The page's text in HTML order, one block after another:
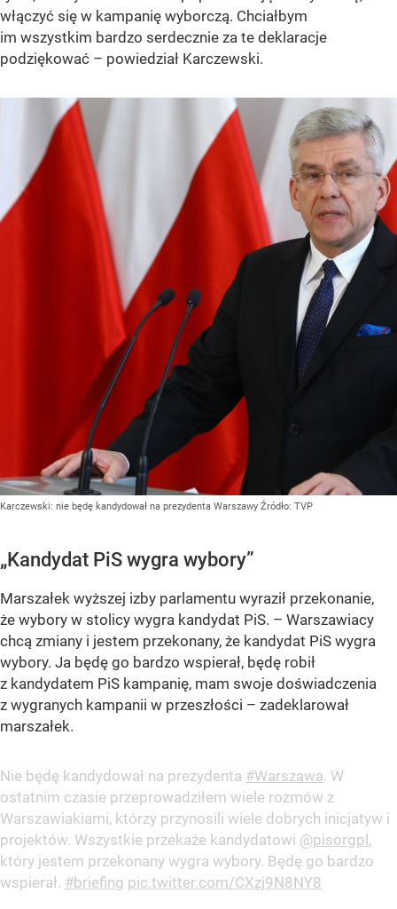
włączyć się w kampanię wyborczą. Chciałbym
im wszystkim bardzo serdecznie za te deklaracje
podziękować – powiedział Karczewski.
Karczewski: nie będę kandydował na prezydenta Warszawy Źródło: TVP
„Kandydat PiS wygra wybory”
Marszałek wyższej izby parlamentu wyraził przekonanie,
że wybory w stolicy wygra kandydat PiS. – Warszawiacy
chcą zmiany i jestem przekonany, że kandydat PiS wygra
wybory. Ja będę go bardzo wspierał, będę robił
z kandydatem PiS kampanię, mam swoje doświadczenia
z wygranych kampanii w przeszłości – zadeklarował
marszałek.
Nie będę kandydował na prezydenta #Warszawa. W
ostatnim czasie przeprowadziłem wiele rozmów z
Warszawiakiami, którzy przynosili wiele dobrych inicjatyw i
projektów. Wszystkie przekaże kandydatowi @pisorgpl ,
który jestem przekonany wygra wybory. Będę go bardzo
wspierał. #briefing pic.twitter.com/CXzj9N8NY8